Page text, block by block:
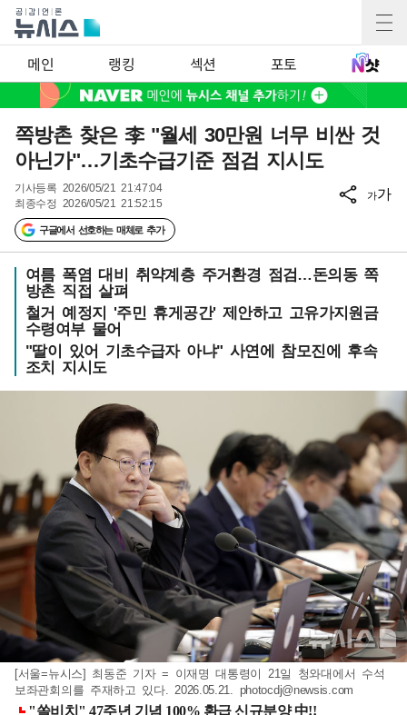
메인 랭킹 섹션 포토
쪽방촌 찾은 李 "월세 30만원 너무 비싼 것
아닌가"…기초수급기준 점검 지시도
기사등록 2026/05/21 21:47:04
최종수정 2026/05/21 21:52:15
구글에서 선호하는 매체로 추가
가가
여름 폭염 대비 취약계층 주거환경 점검…돈의동 쪽
방촌 직접 살펴
철거 예정지 '주민 휴게공간' 제안하고 고유가지원금
수령여부 물어
"딸이 있어 기초수급자 아냐" 사연에 참모진에 후속
조치 지시도
[서울=뉴시스] 최동준 기자 = 이재명 대통령이 21일 청와대에서 수석
보좌관회의를 주재하고 있다. 2026.05.21. photocdj@newsis.com